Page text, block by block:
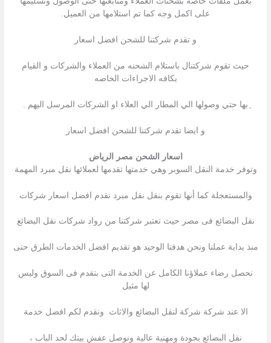
على اكمل وجه كما تم استلامها من العميل.
و تقدم شركتنا للشحن افضل اسعار
حيث تقوم شركتنال باستلام الشحنه من العملاء والشركات و القيام
بكافه الاجراءات الخاصه
ِبها حتي وصولها الي المطار الي العلاء او الشركات المرسل اليهم .
و ايضا تقدم شركتنا للشحن افضل اسعار
اسعار الشحن مصر الرياض
وتوفر خدمة النقل السوبر وهي خدمتها تقدمها لعملائها نقل مبرد المهمة
والمستعجلة كما أنها تقوم بنقل نقل مبرد نقدم افضل اسعار شركات
نقل البضائع فى مصر حيث تعتبر شركتنا من رواد شركات نقل البضائع
منذ بداية عملنا ونحن هدفنا الوحيد هو تقديم افضل الخدمات الطرق حتى
نحصل رضاء عملاؤنا الكامل عن الخدمة التى بتقدم فى السوق وليس
لها مثيل
الا عند شركة شركة لنقل البضائع والاثاث ونقدم لكم افضل خدمة
نقل البضائع بجودة ومهنية عالية ونوصل عفش بيتك لحد الباب ،